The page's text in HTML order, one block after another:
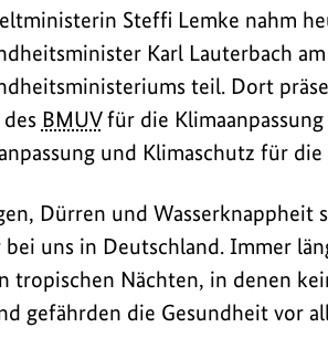
Steffi Lemke nahm
Karl Lauterbach
teil. Dort
BMUVfür die
und Klimaschutz für
Dürren und
bei uns in Deutschland. Immer
tropischen Nächten, in denen
gefährden die Gesundheit vor